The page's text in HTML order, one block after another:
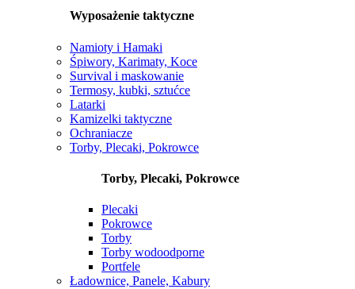
Wyposażenie taktyczne
Namioty i Hamaki
Śpiwory, Karimaty, Koce
Survival i maskowanie
Termosy, kubki, sztućce
Latarki
Kamizelki taktyczne
Ochraniacze
Torby, Plecaki, Pokrowce
Torby, Plecaki, Pokrowce
Plecaki
Pokrowce
Torby
Torby wodoodporne
Portfele
Ładownice, Panele, Kabury